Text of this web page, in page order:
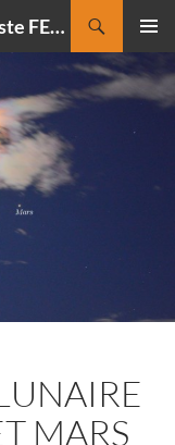
CIELMANIA : le blog de Jean-Baptiste FELDMANN, photographe du ciel
MARS